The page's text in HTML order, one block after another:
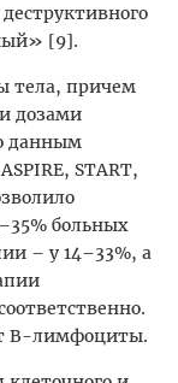
[9].
тела, причем
дозами
данным
START,
больных
– у 14–33%, а
В-лимфоциты.